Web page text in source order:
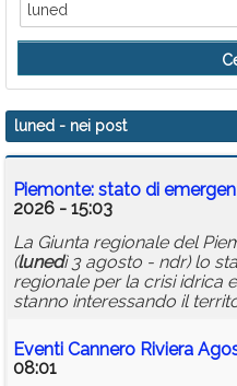
Eventi
Info Utili
Rubriche
Calendario
Annunci
luned - nei post
Piemonte: stato di
2026 - 15:03
La Giunta regionale del
(lunedì 3 agosto - ndr) lo
regionale per la crisi idrica
stanno interessando il
Eventi Cannero Riviera
08:01